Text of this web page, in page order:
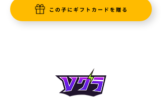
この子にギフトカードを贈る